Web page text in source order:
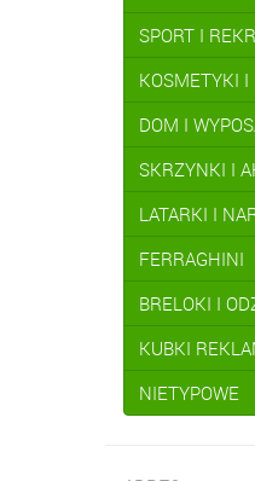
SPORT I
KOSMETYKI I
DOM I
SKRZYNKI I
LATARKI I
FERRAGHINI
BRELOKI I
KUBKI
NIETYPOWE